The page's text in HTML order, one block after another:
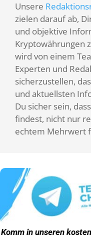
Unsere
zielen darauf ab,
und objektive
Kryptowährungen
wird von einem
Experten und
sicherzustellen,
und aktuellsten
Du sicher sein,
findest, nicht nur
echtem Mehrwert
Komm in unseren